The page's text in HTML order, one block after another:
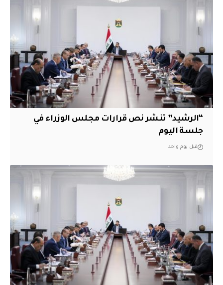
“الرشيد” تنشر نص قرارات مجلس الوزراء في
جلسة اليوم
قبل يوم واحد